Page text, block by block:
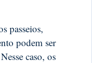
passeios,
podem ser
caso, os